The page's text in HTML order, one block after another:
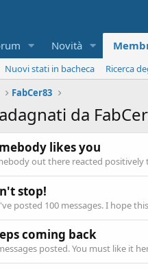
Novità
Nuovi stati in bacheca
Ricerca
FabCer83
da
likes you
out there reacted
stop!
posted 100 messages. I hope
coming back
posted. You must like it